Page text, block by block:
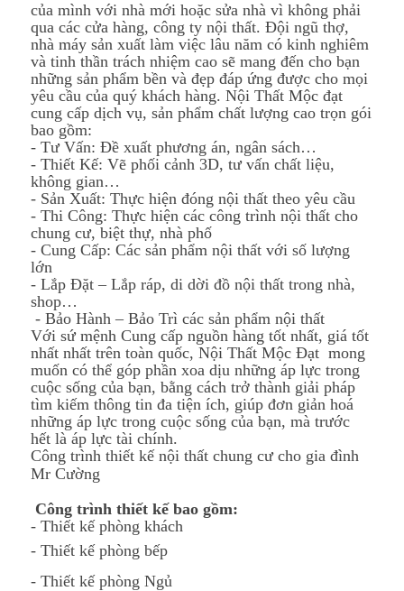
của mình với nhà mới hoặc sửa nhà vì không phải
qua các cửa hàng, công ty nội thất. Đội ngũ thợ,
nhà máy sản xuất làm việc lâu năm có kinh nghiêm
và tinh thần trách nhiệm cao sẽ mang đến cho bạn
những sản phẩm bền và đẹp đáp ứng được cho mọi
yêu cầu của quý khách hàng. Nội Thất Mộc đạt
cung cấp dịch vụ, sản phẩm chất lượng cao trọn gói
bao gồm:
- Tư Vấn: Đề xuất phương án, ngân sách…
- Thiết Kế: Vẽ phối cảnh 3D, tư vấn chất liệu,
không gian…
- Sản Xuất: Thực hiện đóng nội thất theo yêu cầu
- Thi Công: Thực hiện các công trình nội thất cho
chung cư, biệt thự, nhà phố
- Cung Cấp: Các sản phẩm nội thất với số lượng
lớn
- Lắp Đặt – Lắp ráp, di dời đồ nội thất trong nhà,
shop…
- Bảo Hành – Bảo Trì các sản phẩm nội thất
Với sứ mệnh Cung cấp nguồn hàng tốt nhất, giá tốt
nhất nhất trên toàn quốc, Nội Thất Mộc Đạt mong
muốn có thể góp phần xoa dịu những áp lực trong
cuộc sống của bạn, bằng cách trở thành giải pháp
tìm kiếm thông tin đa tiện ích, giúp đơn giản hoá
những áp lực trong cuộc sống của bạn, mà trước
hết là áp lực tài chính.
Công trình thiết kế nội thất chung cư cho gia đình
Mr Cường
Công trình thiết kế bao gồm:
- Thiết kế phòng khách
- Thiết kế phòng bếp
- Thiết kế phòng Ngủ